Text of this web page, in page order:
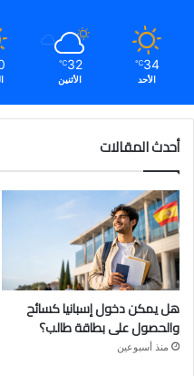
34
℃
الأحد
32
℃
الأثنين
أحدث المقالات
هل يمكن دخول إسبانيا كسائح
والحصول على بطاقة طالب؟
منذ أسبوعين